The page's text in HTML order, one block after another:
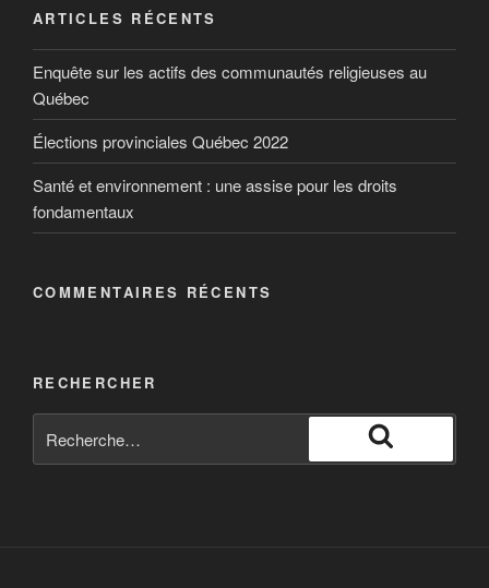
ARTICLES RÉCENTS
Enquête sur les actifs des communautés religieuses au
Québec
Élections provinciales Québec 2022
Santé et environnement : une assise pour les droits
fondamentaux
COMMENTAIRES RÉCENTS
RECHERCHER